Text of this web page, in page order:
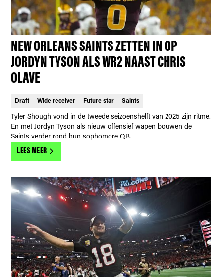
NEW ORLEANS SAINTS ZETTEN IN OP
JORDYN TYSON ALS WR2 NAAST CHRIS
OLAVE
Draft Wide receiver Future star Saints
Tyler Shough vond in de tweede seizoenshelft van 2025 zijn ritme.
En met Jordyn Tyson als nieuw offensief wapen bouwen de
Saints verder rond hun sophomore QB.
LEES MEER